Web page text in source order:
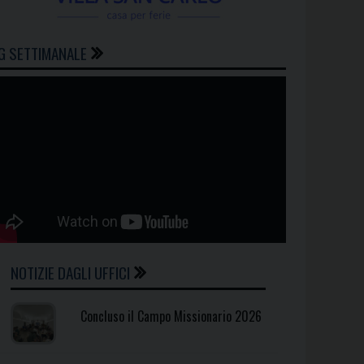
SETTIMANALE
NOTIZIE DAGLI UFFICI
Concluso il Campo Missionario 2026